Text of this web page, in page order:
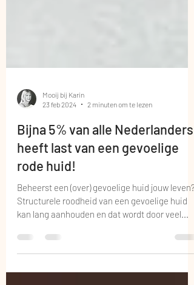
23 feb 2024
2 minuten om te lezen
Bijna 5% van alle Nederlanders
heeft last van een gevoelige
rode huid!
Beheerst een (over) gevoelige huid jouw leven?
kan lang aanhouden en dat wordt door veel...